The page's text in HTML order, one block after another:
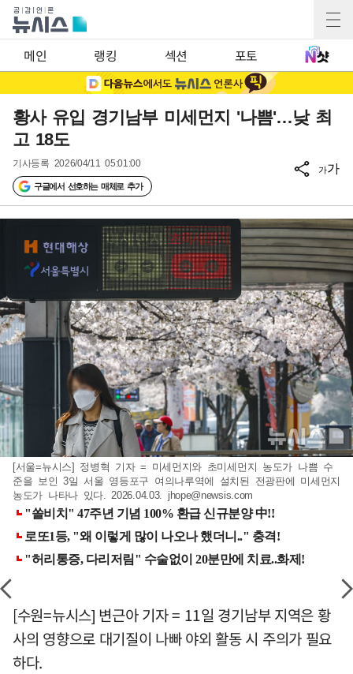
메인 랭킹 섹션 포토
황사 유입 경기남부 미세먼지 '나쁨'…낮 최
고 18도
기사등록 2026/04/11 05:01:00
구글에서 선호하는 매체로 추가
가가
[서울=뉴시스] 정병혁 기자 = 미세먼지와 초미세먼지 농도가 나쁨 수
준을 보인 3일 서울 영등포구 여의나루역에 설치된 전광판에 미세먼지
농도가 나타나 있다. 2026.04.03. jhope@newsis.com
[수원=뉴시스] 변근아 기자 = 11일 경기남부 지역은 황
사의 영향으로 대기질이 나빠 야외 활동 시 주의가 필요
하다.